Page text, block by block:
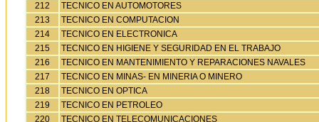
212
TECNICO EN AUTOMOTORES
213
TECNICO EN COMPUTACION
214
TECNICO EN ELECTRONICA
215
TECNICO EN HIGIENE Y SEGURIDAD EN EL TRABAJO
216
TECNICO EN MANTENIMIENTO Y REPARACIONES NAVALES
217
TECNICO EN MINAS- EN MINERIA O MINERO
218
TECNICO EN OPTICA
219
TECNICO EN PETROLEO
220
TECNICO EN TELECOMUNICACIONES